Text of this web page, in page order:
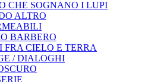
CHE SOGNANO I LUPI
ALTRO
BARBERO
FRA CIELO E TERRA
/ DIALOGHI